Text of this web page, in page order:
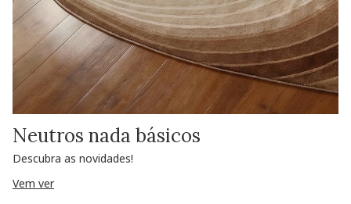
Neutros nada básicos
Descubra as novidades!
Vem ver